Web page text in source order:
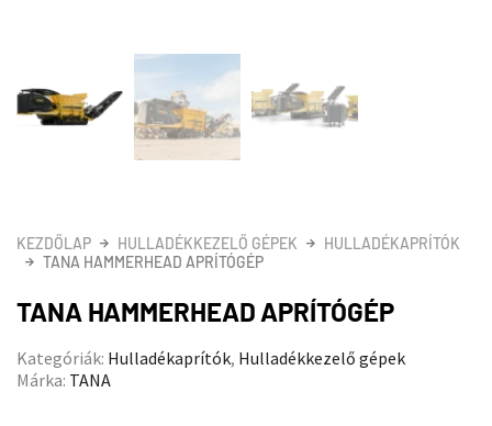
KEZDŐLAP HULLADÉKKEZELŐ GÉPEK
HULLADÉKAPRÍTÓK
TANA HAMMERHEAD APRÍTÓGÉP
TANA HAMMERHEAD APRÍTÓGÉP
Kategóriák: Hulladékaprítók, Hulladékkezelő gépek
Márka: TANA